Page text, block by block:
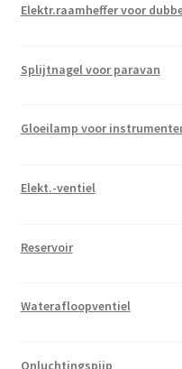
Elektr.raamheffer voor
Splijtnagel voor paravan
Gloeilamp voor
Elekt.-ventiel
Reservoir
Waterafloopventiel
Onluchtingspijp